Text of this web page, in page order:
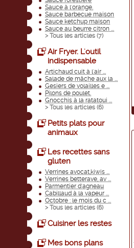
Sauce à l'orange.
Sauce barbecue maison
Sauce ketchup maison
Sauce au beurre citron ...
> Tous les articles (7)
Air Fryer. L'outil
indispensable
Artichaud cuit à l'air ...
Salade de mâche aux la ...
Gesiers de volailles e ...
Pilons de poulet.
Gnocchis à la ratatoui ...
> Tous les articles (6)
Petits plats pour
animaux
Les recettes sans
gluten
Verrines avocat,kiwis ...
Verrines betterave, av ...
Parmentier d'agneau
Cabillaud à la vapeur ...
Octobre : le mois du c ...
> Tous les articles (6)
Cuisiner les restes
Mes bons plans